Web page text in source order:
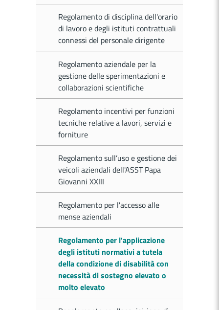
Regolamento di disciplina dell'orario
di lavoro e degli istituti contrattuali
connessi del personale dirigente
Regolamento aziendale per la
gestione delle sperimentazioni e
collaborazioni scientifiche
Regolamento incentivi per funzioni
tecniche relative a lavori, servizi e
forniture
Regolamento sull’uso e gestione dei
veicoli aziendali dell'ASST Papa
Giovanni XXIII
Regolamento per l'accesso alle
mense aziendali
Regolamento per l'applicazione
degli istituti normativi a tutela
della condizione di disabilità con
necessità di sostegno elevato o
molto elevato